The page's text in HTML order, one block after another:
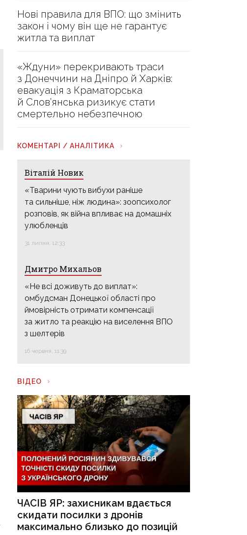
Нові правила для ВПО: що змінить
закон і чому він ще не гарантує
житла та виплат
«Ждуни» перекривають траси
з Донеччини на Дніпро й Харків:
евакуація з Краматорська
й Слов’янська ризикує стати
смертельно небезпечною
КОМЕНТАРІ / АНАЛІТИКА
Віталій Новик
«Тварини чують вибухи раніше
та сильніше, ніж людина»: зоопсихолог
розповів, як війна впливає на домашніх
улюбленців
31 липня, 12:33
Дмитро Михальов
«Не всі доживуть до виплат»:
омбудсман Донецької області про
ймовірність отримати компенсації
за житло та реакцію на виселення ВПО
з шелтерів
16 червня, 11:39
ВІДЕО
ЧАСІВ ЯР: захисникам вдається
скидати посилки з дронів
максимально близько до позицій